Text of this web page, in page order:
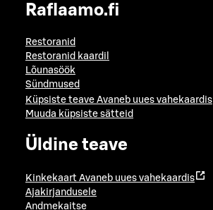
Raflaamo.fi
Restoranid
Restoranid kaardil
Lõunasöök
Sündmused
Küpsiste teave Avaneb uues vahekaardis
Muuda küpsiste sätteid
Üldine teave
Kinkekaart Avaneb uues vahekaardis
Ajakirjandusele
Andmekaitse